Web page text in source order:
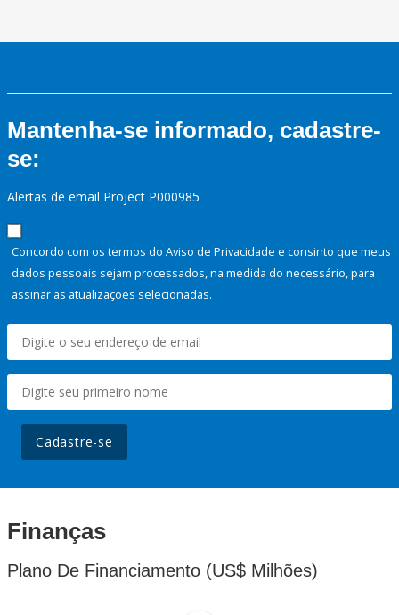
Mantenha-se informado, cadastre-
se:
Alertas de email Project P000985
Concordo com os termos do Aviso de Privacidade e consinto que meus
dados pessoais sejam processados, na medida do necessário, para
assinar as atualizações selecionadas.
Cadastre-se
Finanças
Plano De Financiamento (US$ Milhões)